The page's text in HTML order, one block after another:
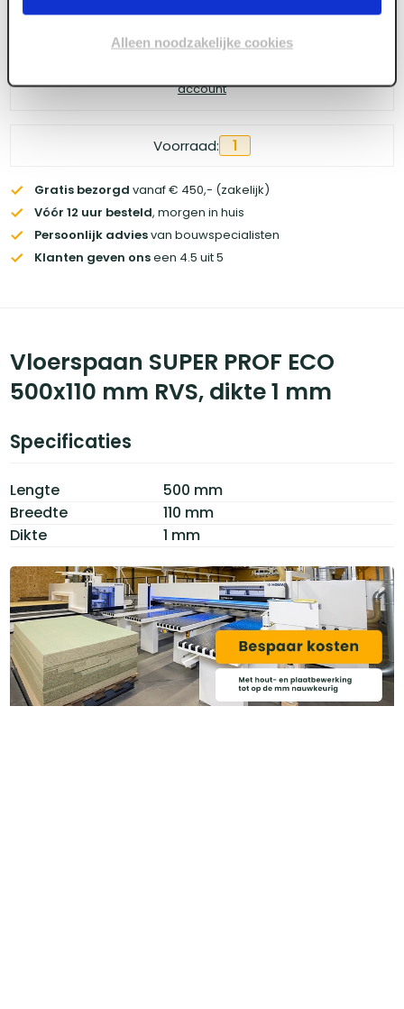
Alleen noodzakelijke cookies
Log in voor prijzen
account
Voorraad: 1
Gratis bezorgd vanaf € 450,- (zakelijk)
Vóór 12 uur besteld, morgen in huis
Persoonlijk adviesvan bouwspecialisten
Klanten geven onseen 4.5 uit 5
Vloerspaan SUPER PROF ECO
500x110 mm RVS, dikte 1 mm
Specificaties
Lengte
500 mm
Breedte
110 mm
Dikte
1 mm